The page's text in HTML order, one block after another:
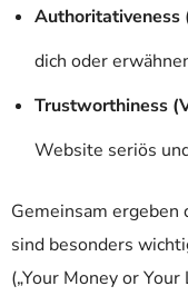
Authoritativeness
dich oder
Trustworthiness
Website seriös
Gemeinsam ergeben
sind besonders
(„Your Money or